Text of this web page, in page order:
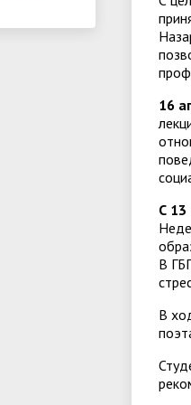
16
С 13
В
В